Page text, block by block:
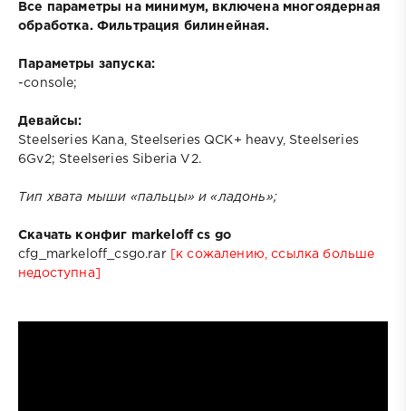
Все параметры на минимум, включена многоядерная
обработка. Фильтрация билинейная.
Параметры запуска:
-console;
Девайсы:
Steelseries Kana, Steelseries QCK+ heavy, Steelseries
6Gv2; Steelseries Siberia V2.
Тип хвата мыши «пальцы» и «ладонь»;
Скачать конфиг markeloff cs go
cfg_markeloff_csgo.rar
[к сожалению, ссылка больше
недоступна]